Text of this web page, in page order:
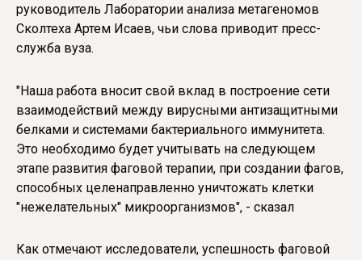
руководитель Лаборатории анализа метагеномов
Сколтеха Артем Исаев, чьи слова приводит пресс-
служба вуза.
"Наша работа вносит свой вклад в построение сети
взаимодействий между вирусными антизащитными
белками и системами бактериального иммунитета.
Это необходимо будет учитывать на следующем
этапе развития фаговой терапии, при создании фагов,
способных целенаправленно уничтожать клетки
"нежелательных" микроорганизмов", - сказал
Как отмечают исследователи, успешность фаговой